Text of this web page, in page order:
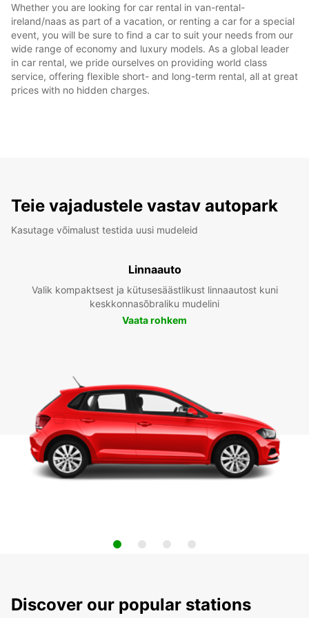
Whether you are looking for car rental in van-rental-
ireland/naas as part of a vacation, or renting a car for a special
event, you will be sure to find a car to suit your needs from our
wide range of economy and luxury models. As a global leader
in car rental, we pride ourselves on providing world class
service, offering flexible short- and long-term rental, all at great
prices with no hidden charges.
Teie vajadustele vastav autopark
Kasutage võimalust testida uusi mudeleid
Linnaauto
Valik kompaktsest ja kütusesäästlikust linnaautost kuni
keskkonnasõbraliku mudelini
Vaata rohkem
Discover our popular stations